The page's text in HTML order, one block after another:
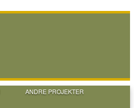
ANDRE PROJEKTER